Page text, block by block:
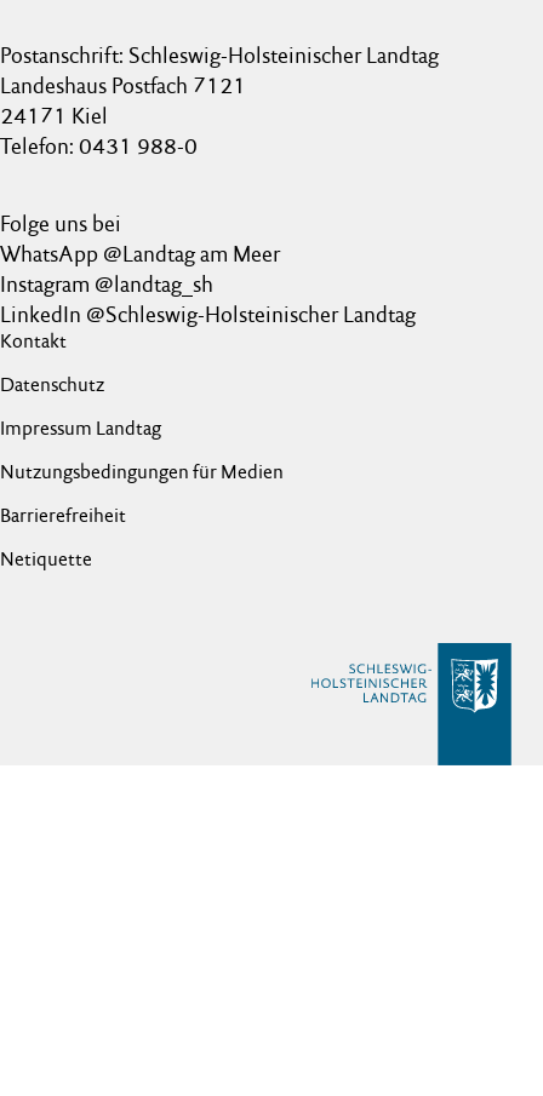
Postanschrift: Schleswig-Holsteinischer Landtag
Landeshaus Postfach 7121
24171 Kiel
Telefon: 0431 988-0
Folge uns bei
WhatsApp @Landtag am Meer
Instagram @landtag_sh
LinkedIn @Schleswig-Holsteinischer Landtag
Kontakt
Datenschutz
Impressum Landtag
Nutzungsbedingungen für Medien
Barrierefreiheit
Netiquette